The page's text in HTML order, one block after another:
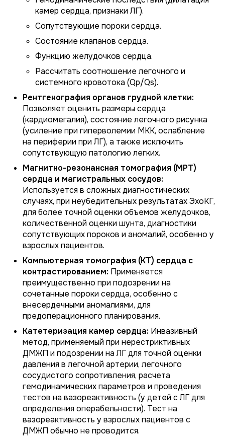
камер сердца, признаки ЛГ).
Сопутствующие пороки сердца.
Состояние клапанов сердца.
Функцию желудочков сердца.
Рассчитать соотношение легочного и
системного кровотока (Qp/Qs).
Рентгенография органов грудной клетки:
Позволяет оценить размеры сердца
(кардиомегалия), состояние легочного рисунка
(усиление при гиперволемии МКК, ослабление
на периферии при ЛГ), а также исключить
сопутствующую патологию легких.
Магнитно-резонансная томография (МРТ)
сердца и магистральных сосудов:
Используется в сложных диагностических
случаях, при неубедительных результатах ЭхоКГ,
для более точной оценки объемов желудочков,
количественной оценки шунта, диагностики
сопутствующих пороков и аномалий, особенно у
взрослых пациентов.
Компьютерная томография (КТ) сердца с
контрастированием: Применяется
преимущественно при подозрении на
сочетанные пороки сердца, особенно с
внесердечными аномалиями, для
предоперационного планирования.
Катетеризация камер сердца: Инвазивный
метод, применяемый при нерестриктивных
ДМЖП и подозрении на ЛГ для точной оценки
давления в легочной артерии, легочного
сосудистого сопротивления, расчета
гемодинамических параметров и проведения
тестов на вазореактивность (у детей с ЛГ для
определения операбельности). Тест на
вазореактивность у взрослых пациентов с
ДМЖП обычно не проводится.